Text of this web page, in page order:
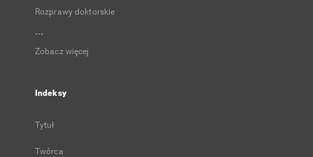
Rozprawy doktorskie
...
Zobacz więcej
Indeksy
Tytuł
Twórca